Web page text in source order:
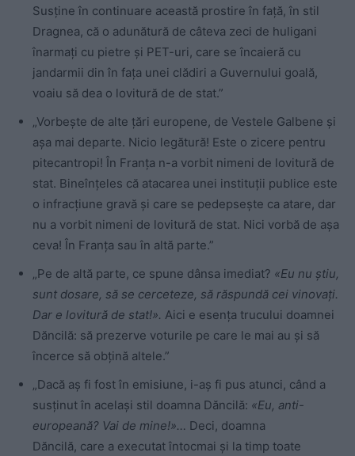
Susține în continuare această prostire în față, în stil
Dragnea, că o adunătură de câteva zeci de huligani
înarmați cu pietre și PET-uri, care se încaieră cu
jandarmii din în fața unei clădiri a Guvernului goală,
voaiu să dea o lovitură de de stat.”
„Vorbește de alte țări europene, de Vestele Galbene și
așa mai departe. Nicio legătură! Este o zicere pentru
pitecantropi! În Franța n-a vorbit nimeni de lovitură de
stat. Bineînțeles că atacarea unei instituții publice este
o infracțiune gravă și care se pedepsește ca atare, dar
nu a vorbit nimeni de lovitură de stat. Nici vorbă de așa
ceva! În Franța sau în altă parte.”
„Pe de altă parte, ce spune dânsa imediat? «Eu nu știu,
sunt dosare, să se cerceteze, să răspundă cei vinovați.
Dar e lovitură de stat!». Aici e esența trucului doamnei
Dăncilă: să prezerve voturile pe care le mai au și să
încerce să obțină altele.”
„Dacă aș fi fost în emisiune, i-aș fi pus atunci, când a
susținut în același stil doamna Dăncilă: «Eu, anti-
europeană? Vai de mine!»… Deci, doamna
Dăncilă, care a executat întocmai și la timp toate